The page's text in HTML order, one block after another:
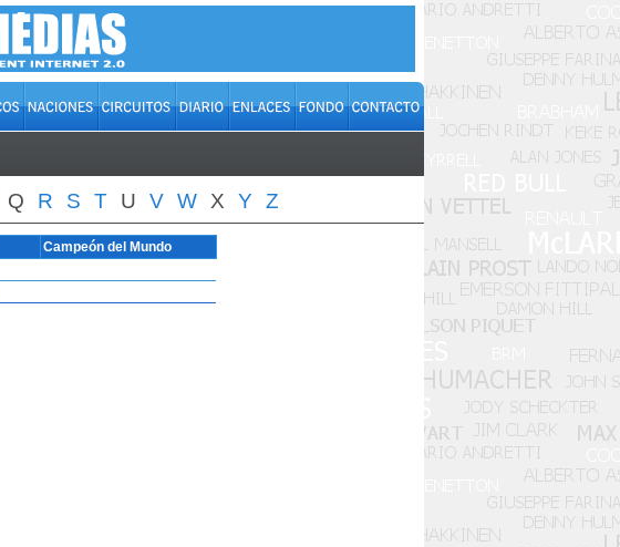
Q R S T U V W X Y Z
Campeón del Mundo